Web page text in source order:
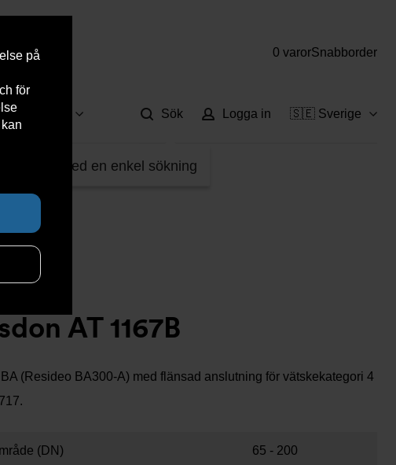
på
för
0 varorSnabborder
efter med en enkel sökning
Sök Logga in 🇸🇪 Sverige
AT 1167B
(Resideo BA300-A) med flänsad anslutning för vätskekategori 4
(DN) 65 - 200